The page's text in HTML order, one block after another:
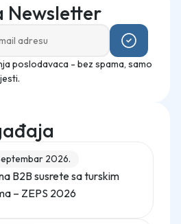
Newsletter
poslodavaca - bez spama, samo
2026.
B2B susrete sa turskim
– ZEPS 2026